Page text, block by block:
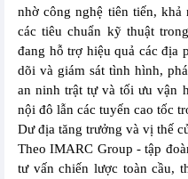
nhờ công nghệ tiên tiến,
các tiêu chuẩn kỹ thuật
đang hỗ trợ hiệu quả các địa
dõi và giám sát tình hình,
an ninh trật tự và tối ưu vận
nội đô lẫn các tuyến cao tốc
Dư địa tăng trưởng và vị thế
Theo IMARC Group - tập
tư vấn chiến lược toàn cầu,